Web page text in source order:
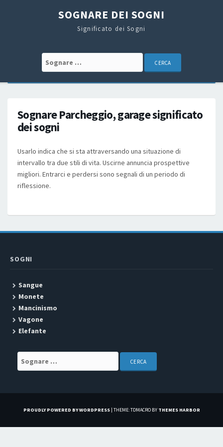
SOGNARE DEI SOGNI
Significato dei Sogni
Search for:
Sognare Parcheggio, garage significato
dei sogni
Usarlo indica che si sta attraversando una situazione di
intervallo tra due stili di vita. Uscirne annuncia prospettive
migliori. Entrarci e perdersi sono segnali di un periodo di
riflessione.
SOGNI
Sangue
Monete
Mancinismo
Vagone
Elefante
Search for:
PROUDLY POWERED BY WORDPRESS | THEME: TDMACRO BY THEMES HARBOR